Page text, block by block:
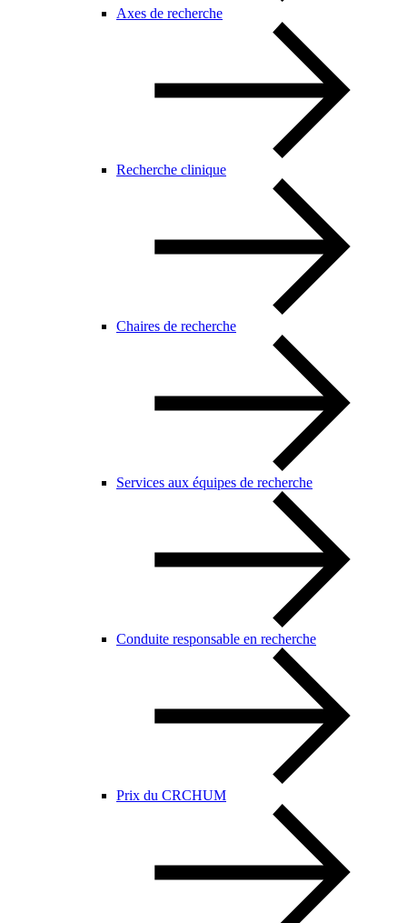
Axes de recherche
Recherche clinique
Chaires de recherche
Services aux équipes de recherche
Conduite responsable en recherche
Prix du CRCHUM